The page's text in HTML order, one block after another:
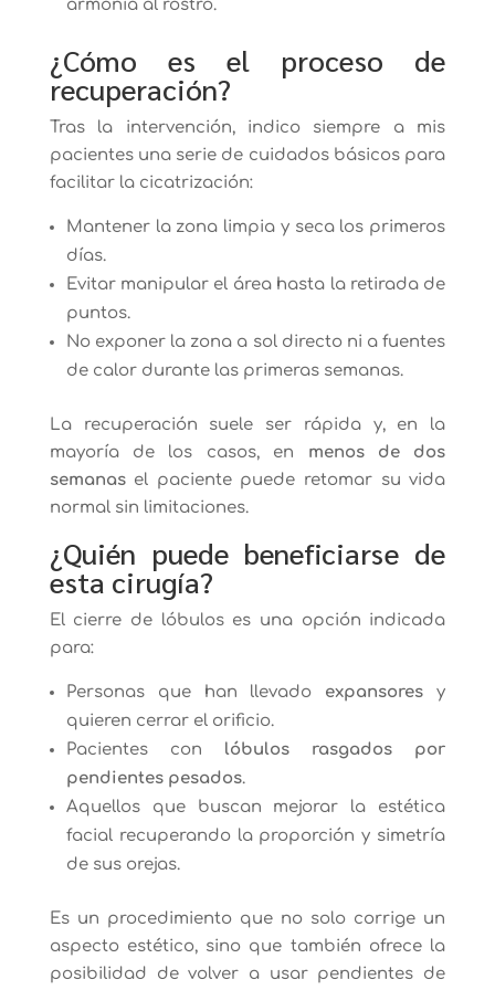
armonía al rostro.
¿Cómo es el proceso de
recuperación?
Tras la intervención, indico siempre a mis
pacientes una serie de cuidados básicos para
facilitar la cicatrización:
Mantener la zona limpia y seca los primeros
días.
Evitar manipular el área hasta la retirada de
puntos.
No exponer la zona a sol directo ni a fuentes
de calor durante las primeras semanas.
La recuperación suele ser rápida y, en la
mayoría de los casos, en menos de dos
semanasel paciente puede retomar su vida
normal sin limitaciones.
¿Quién puede beneficiarse de
esta cirugía?
El cierre de lóbulos es una opción indicada
para:
Personas que han llevado expansores y
quieren cerrar el orificio.
Pacientes con lóbulos rasgados por
pendientes pesados.
Aquellos que buscan mejorar la estética
facial recuperando la proporción y simetría
de sus orejas.
Es un procedimiento que no solo corrige un
aspecto estético, sino que también ofrece la
posibilidad de volver a usar pendientes de